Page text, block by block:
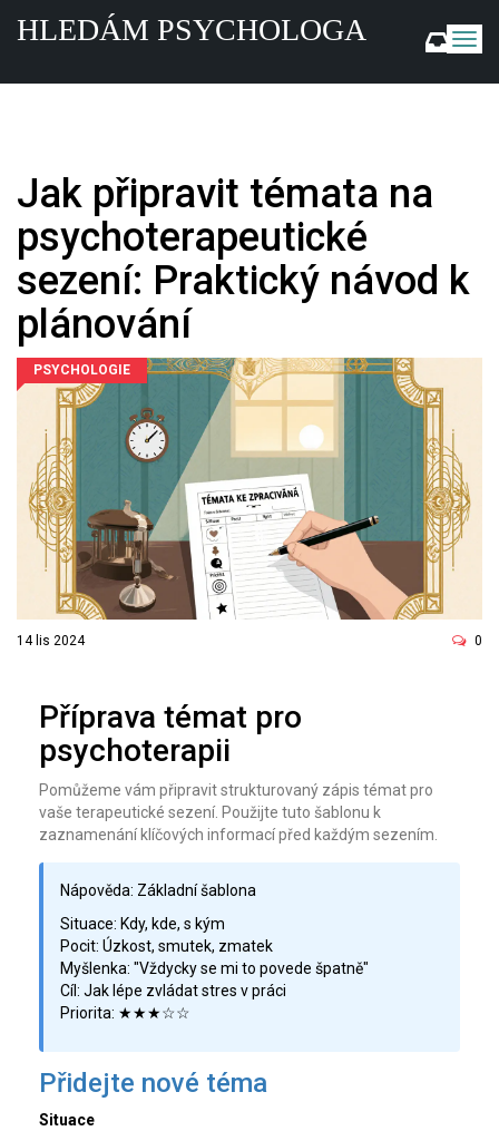
Z
b
i
HLEDÁM PSYCHOLOGA
Jak připravit témata na
psychoterapeutické
sezení: Praktický návod k
plánování
PSYCHOLOGIE
14 lis 2024 0
Příprava témat pro
psychoterapii
Pomůžeme vám připravit strukturovaný zápis témat pro
vaše terapeutické sezení. Použijte tuto šablonu k
zaznamenání klíčových informací před každým sezením.
Nápověda: Základní šablona
Situace: Kdy, kde, s kým
Pocit: Úzkost, smutek, zmatek
Myšlenka: "Vždycky se mi to povede špatně"
Cíl: Jak lépe zvládat stres v práci
Priorita: ★★★☆☆
Přidejte nové téma
Situace